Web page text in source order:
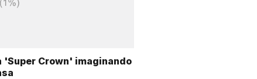
'Super Crown' imaginando